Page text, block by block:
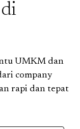
UMKM dan
company
rapi dan tepat